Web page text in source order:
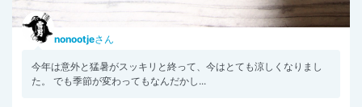
nonootjeさん
今年は意外と猛暑がスッキリと終って、今はとても涼しくなりまし
た。 でも季節が変わってもなんだかし...